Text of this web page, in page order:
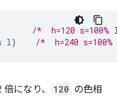
/*  h=120
l ) /*  h=240
になり、 120 の色相